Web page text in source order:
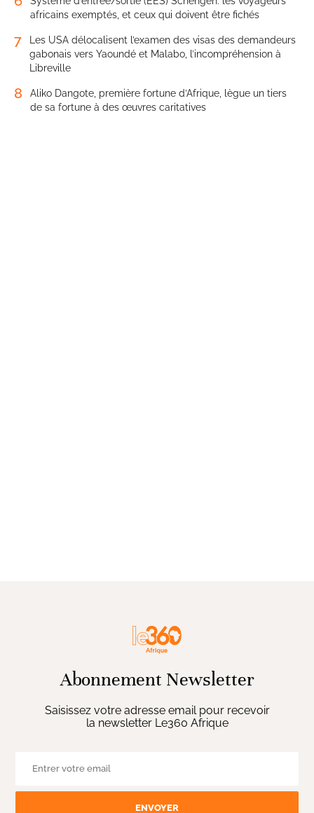
africains exemptés, et ceux qui doivent être fichés
7
Les USA délocalisent l’examen des visas des demandeurs
gabonais vers Yaoundé et Malabo, l’incompréhension à
Libreville
8
Aliko Dangote, première fortune d’Afrique, lègue un tiers
de sa fortune à des œuvres caritatives
Abonnement Newsletter
Saisissez votre adresse email pour recevoir
la newsletter Le360 Afrique
ENVOYER